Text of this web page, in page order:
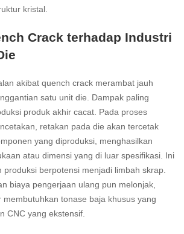
kristal.
Crack terhadap Industri
akibat quench crack merambat jauh
satu unit die. Dampak paling
produk akhir cacat. Pada proses
retakan pada die akan tercetak
yang diproduksi, menghasilkan
atau dimensi yang di luar spesifikasi. Ini
produksi berpotensi menjadi limbah skrap.
biaya pengerjaan ulang pun melonjak,
membutuhkan tonase baja khusus yang
CNC yang ekstensif.